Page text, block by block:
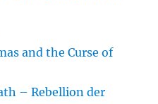
and the Curse of
– Rebellion der